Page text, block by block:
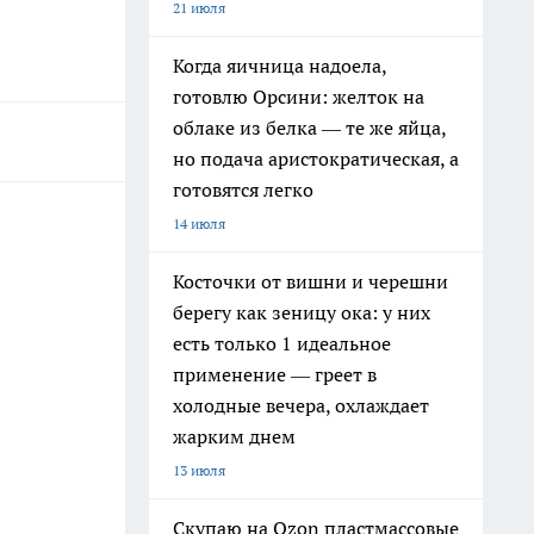
21 июля
Когда яичница надоела,
готовлю Орсини: желток на
облаке из белка — те же яйца,
но подача аристократическая, а
готовятся легко
14 июля
Косточки от вишни и черешни
берегу как зеницу ока: у них
есть только 1 идеальное
применение — греет в
холодные вечера, охлаждает
жарким днем
13 июля
Скупаю на Ozon пластмассовые